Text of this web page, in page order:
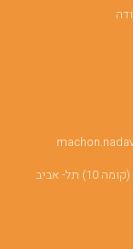
סעדיה גאון 22- (קומה 10) תל- אביב